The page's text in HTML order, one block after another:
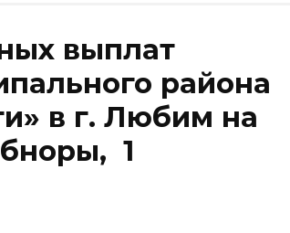
выплат
района
в г. Любим на
1